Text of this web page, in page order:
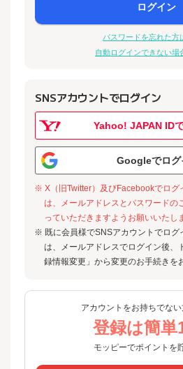
ログイン
パスワードを忘れた方
自動ログインできない場
SNSアカウントでログイン
Yahoo! JAPAN ID
Googleでログ
※ X（旧Twitter）及びFacebookでログ
は、メールアドレスとパスワードの
っていただきますようお願いいたし
※ 既に会員様でSNSアカウントでログ
は、メールアドレスでログイン後、
録情報変更」から変更のお手続きを
アカウントをお持ちでない
登録は簡単
モッピーでポイントを